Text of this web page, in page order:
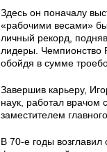
Здесь он поначалу
«рабочими весами»
личный рекорд,
лидеры. Чемпионство
обойдя в сумме
Завершив карьеру,
наук, работал
заместителем
В 70-е годы